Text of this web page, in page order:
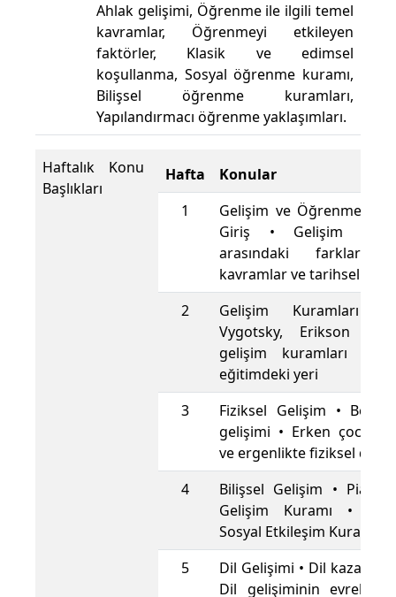
Ahlak gelişimi, Öğrenme ile ilgili temel
kavramlar, Öğrenmeyi etkileyen
faktörler, Klasik ve edimsel
koşullanma, Sosyal öğrenme kuramı,
Bilişsel öğrenme kuramları,
Yapılandırmacı öğrenme yaklaşımları.
Haftalık Konu
Başlıkları
Hafta
Konular
1
Gelişim ve Öğrenme
Giriş • Gelişim ve
arasındaki farklar
kavramlar ve tarihsel
2
Gelişim Kuramları
Vygotsky, Erikson ve
gelişim kuramları •
eğitimdeki yeri
3
Fiziksel Gelişim •
gelişimi • Erken
ve ergenlikte fiziksel
4
Bilişsel Gelişim •
Gelişim Kuramı •
Sosyal Etkileşim Kuramı
5
Dil Gelişimi • Dil
Dil gelişiminin evreleri